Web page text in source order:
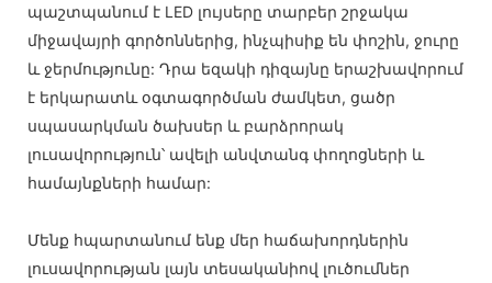
պաշտպանում է LED լույսերը տարբեր շրջակա
միջավայրի գործոններից, ինչպիսիք են փոշին, ջուրը
և ջերմությունը: Դրա եզակի դիզայնը երաշխավորում
է երկարատև օգտագործման ժամկետ, ցածր
սպասարկման ծախսեր և բարձրորակ
լուսավորություն՝ ավելի անվտանգ փողոցների և
համայնքների համար:
Մենք հպարտանում ենք մեր հաճախորդներին
լուսավորության լայն տեսականիով լուծումներ